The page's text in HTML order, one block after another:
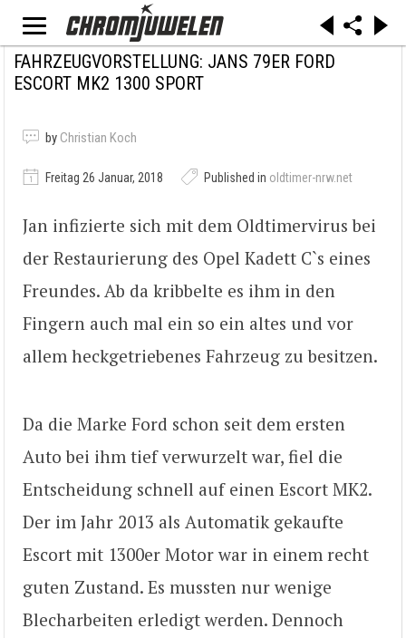
FAHRZEUGVORSTELLUNG: JANS 79ER FORD
ESCORT MK2 1300 SPORT
by Christian Koch
Freitag 26 Januar, 2018 Published in oldtimer-nrw.net
Jan infizierte sich mit dem Oldtimervirus bei
der Restaurierung des Opel Kadett C`s eines
Freundes. Ab da kribbelte es ihm in den
Fingern auch mal ein so ein altes und vor
allem heckgetriebenes Fahrzeug zu besitzen.
Da die Marke Ford schon seit dem ersten
Auto bei ihm tief verwurzelt war, fiel die
Entscheidung schnell auf einen Escort MK2.
Der im Jahr 2013 als Automatik gekaufte
Escort mit 1300er Motor war in einem recht
guten Zustand. Es mussten nur wenige
Blecharbeiten erledigt werden. Dennoch